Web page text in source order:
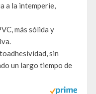
a la intemperie,
más sólida y
sin
un largo tiempo de